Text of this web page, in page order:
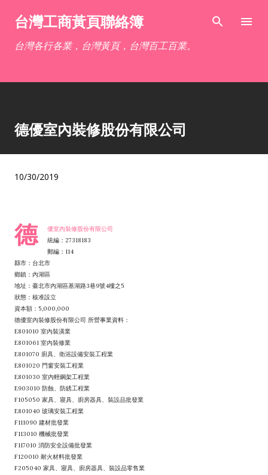
跳到主要內容
台灣工商黃頁聯絡簿
台灣各行各業，台灣黃頁，台灣百工百業。
德優室內裝修股份有限公司
10/30/2019
德
優室內裝修股份有限公司
統編：27318183
郵編：114
縣市：台北市
鄉鎮：內湖區
地址：臺北市內湖區基湖路3巷9號4樓之5
狀態：核准設立
資本額：5,000,000
德優室內裝修股份有限公司 所營事業資料：
E801010 室內裝潢業
E801061 室內裝修業
E801070 廚具、衛浴設備安裝工程業
E801020 門窗安裝工程業
E801030 室內輕鋼架工程業
E903010 防蝕、防銹工程業
F105050 家具、寢具、廚房器具、裝設品批發業
E801040 玻璃安裝工程業
F111090 建材批發業
F113010 機械批發業
F117010 消防安全設備批發業
F120010 耐火材料批發業
F205040 家具、寢具、廚房器具、裝設品零售業